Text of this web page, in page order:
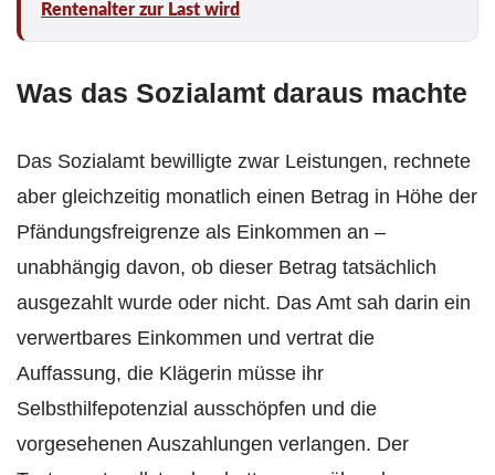
Rentenalter zur Last wird
Was das Sozialamt daraus machte
Das Sozialamt bewilligte zwar Leistungen, rechnete
aber gleichzeitig monatlich einen Betrag in Höhe der
Pfändungsfreigrenze als Einkommen an –
unabhängig davon, ob dieser Betrag tatsächlich
ausgezahlt wurde oder nicht. Das Amt sah darin ein
verwertbares Einkommen und vertrat die
Auffassung, die Klägerin müsse ihr
Selbsthilfepotenzial ausschöpfen und die
vorgesehenen Auszahlungen verlangen. Der